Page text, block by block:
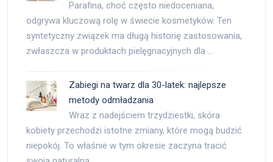
Parafina, choć często niedoceniana,
odgrywa kluczową rolę w świecie kosmetyków. Ten
syntetyczny związek ma długą historię zastosowania,
zwłaszcza w produktach pielęgnacyjnych dla …
Zabiegi na twarz dla 30-latek: najlepsze
metody odmładzania
Wraz z nadejściem trzydziestki, skóra
kobiety przechodzi istotne zmiany, które mogą budzić
niepokój. To właśnie w tym okresie zaczyna tracić